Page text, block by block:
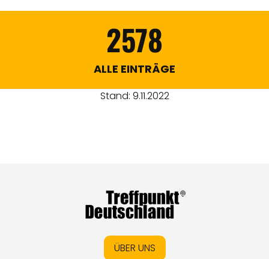
2578
ALLE EINTRÄGE
Stand: 9.11.2022
ÜBER UNS